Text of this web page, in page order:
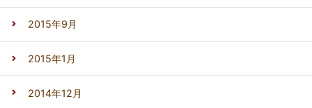
2015年9月
2015年1月
2014年12月